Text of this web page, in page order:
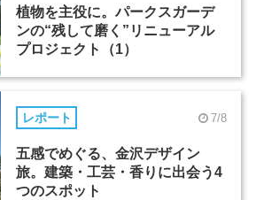
植物を主役に。パークスガーデ
ンの“残して磨く”リニューアル
プロジェクト（1）
レポート 7/8
五感でめぐる、金沢デザイン
旅。建築・工芸・香りに出会う4
つのスポット